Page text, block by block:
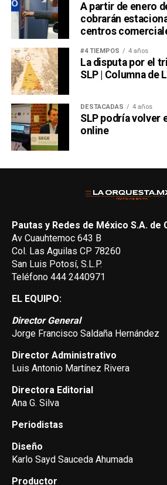
A partir de enero
cobrarán
centros
#4 TIEMPOS 4 años
La disputa por el
SLP | Columna de
DESTACADAS 4 años
SLP podría volver
online
Pautas y Redes de México S.A. de
Av Cuauhtemoc 643 B
Col. Las Aguilas CP 78260
San Luis Potosí, S.L.P.
Teléfono 444 2440971
EL EQUIPO:
Director General
Jorge Francisco Saldaña Hernández
Director Administrativo
Luis Antonio Martínez Rivera
Directora Editorial
Ana G. Silva
Periodistas
Diseño
Karlo Sayd Sauceda Ahumada
Productor